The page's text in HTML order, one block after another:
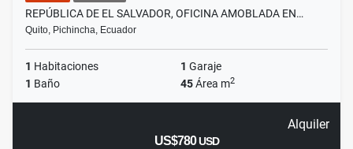
REPÚBLICA DE EL SALVADOR, OFICINA AMOBLADA EN…
Quito, Pichincha, Ecuador
1 Habitaciones 1 Garaje
1 Baño 45Área m2
Alquiler
US$780USD